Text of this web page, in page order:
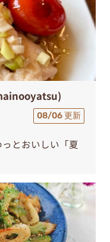
08/06 更新
とおいしい「夏